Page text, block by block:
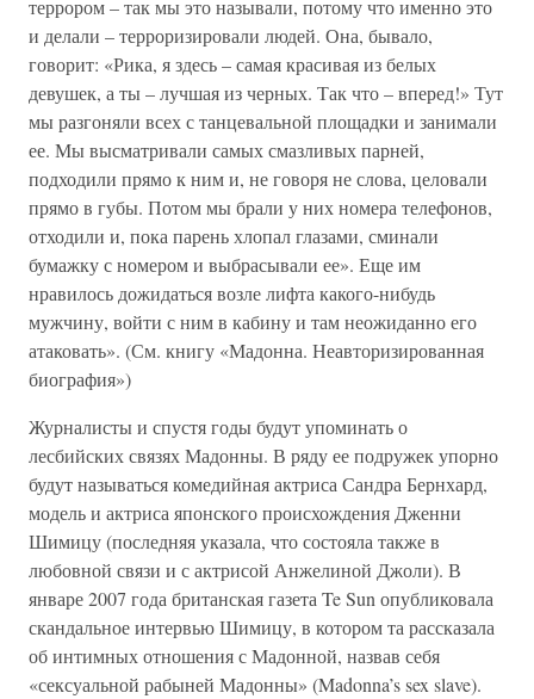
террором – так мы это называли, потому что именно это
и делали – терроризировали людей. Она, бывало,
говорит: «Рика, я здесь – самая красивая из белых
девушек, а ты – лучшая из черных. Так что – вперед!» Тут
мы разгоняли всех с танцевальной площадки и занимали
ее. Мы высматривали самых смазливых парней,
подходили прямо к ним и, не говоря не слова, целовали
прямо в губы. Потом мы брали у них номера телефонов,
отходили и, пока парень хлопал глазами, сминали
бумажку с номером и выбрасывали ее». Еще им
нравилось дожидаться возле лифта какого-нибудь
мужчину, войти с ним в кабину и там неожиданно его
атаковать». (См. книгу «Мадонна. Неавторизированная
биография»)
Журналисты и спустя годы будут упоминать о
лесбийских связях Мадонны. В ряду ее подружек упорно
будут называться комедийная актриса Сандра Бернхард,
модель и актриса японского происхождения Дженни
Шимицу (последняя указала, что состояла также в
любовной связи и с актрисой Анжелиной Джоли). В
январе 2007 года британская газета Te Sun опубликовала
скандальное интервью Шимицу, в котором та рассказала
об интимных отношения с Мадонной, назвав себя
«сексуальной рабыней Мадонны» (Madonna’s sex slave).